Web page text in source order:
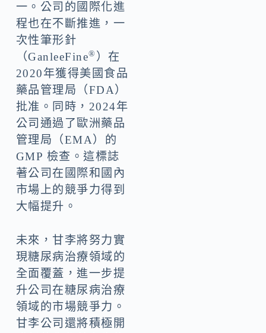
一。公司的國際化進
程也在不斷推進，一
次性筆形針
（GanleeFine® ）在
2020年獲得美國食品
藥品管理局（FDA）
批准。同時，2024年
公司通過了歐洲藥品
管理局（EMA）的
GMP 檢查。這標誌
著公司在國際和國內
市場上的競爭力得到
大幅提升。
未來，甘李將努力實
現糖尿病治療領域的
全面覆蓋，進一步提
升公司在糖尿病治療
領域的市場競爭力。
甘李公司還將積極開